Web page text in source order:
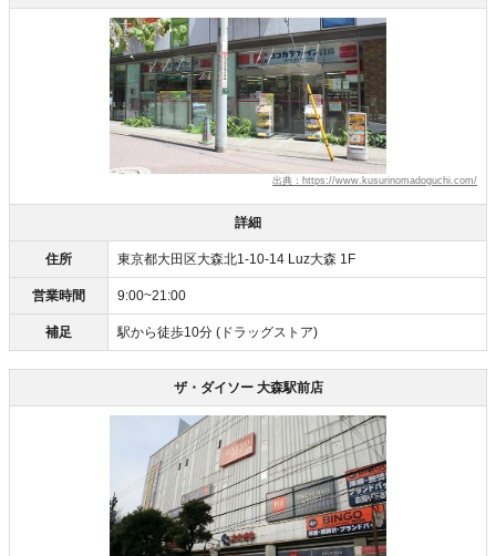
出典：https://www.kusurinomadoguchi.com/
詳細
住所 東京都大田区大森北1-10-14 Luz大森 1F
営業時間 9:00~21:00
補足 駅から徒歩10分 (ドラッグストア)
ザ・ダイソー 大森駅前店